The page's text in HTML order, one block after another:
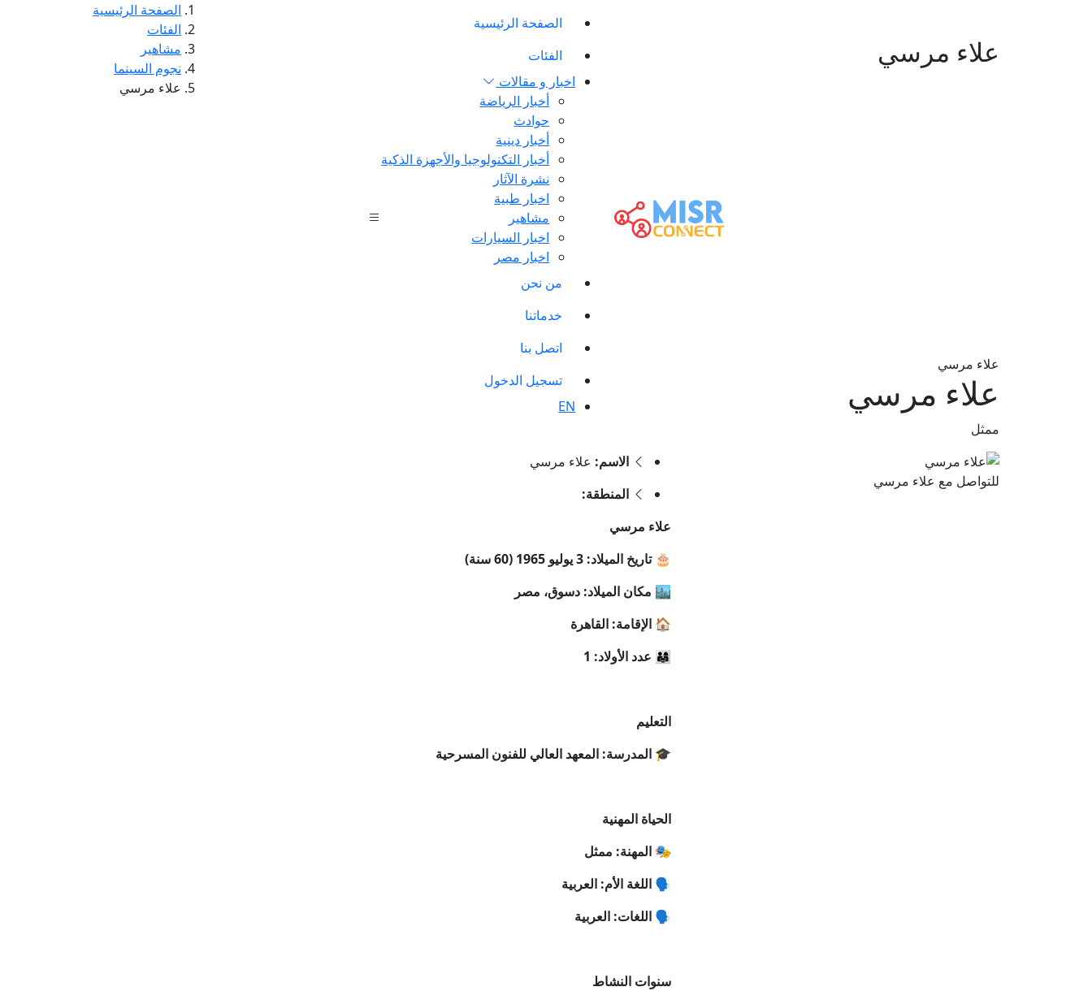
الصفحة الرئيسية
الفئات
اخبار و مقالات
أخبار الرياضة
حوادث
أخبار دينية
أخبار التكنولوجيا والأجهزة الذكية
نشرة الآثار
اخبار طبية
مشاهير
اخبار السيارات
اخبار مصر
من نحن
خدماتنا
اتصل بنا
تسجيل الدخول
EN
علاء مرسي
الصفحة الرئيسية
الفئات
مشاهير
نجوم السينما
علاء مرسي
علاء مرسي
علاء مرسي
ممثل
للتواصل مع علاء مرسي
الاسم: علاء مرسي
المنطقة:
علاء مرسي
🎂 تاريخ الميلاد: 3 يوليو 1965 (60 سنة)
🏙️ مكان الميلاد: دسوق، مصر
🏠 الإقامة: القاهرة
👨‍👩‍👧 عدد الأولاد: 1
التعليم
🎓 المدرسة: المعهد العالي للفنون المسرحية
الحياة المهنية
🎭 المهنة: ممثل
🗣️ اللغة الأم: العربية
🗣️ اللغات: العربية
سنوات النشاط